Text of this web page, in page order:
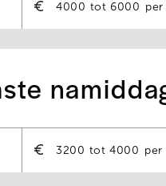
4000 6000 per
3200 4000 per